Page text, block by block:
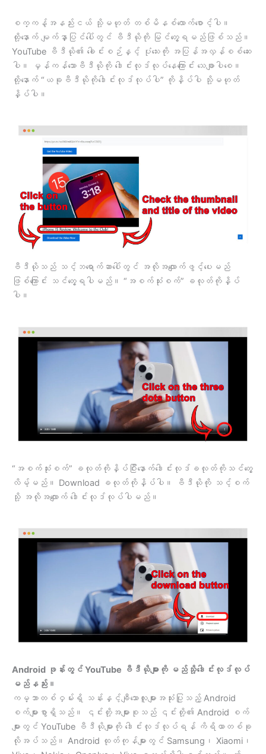
စက္ကန့်အနည်းငယ် သို့မဟုတ် တစ်မိနစ်လောက်စောင့်ပါ။
ထို့နောက် မျက်နှာပြင်ပေါ်တွင် ဗီဒီယိုကို မြင်တွေ့ရမည်ဖြစ်သည်။
YouTube ဗီဒီယို၏ ခေါင်းစဉ်နှင့် ပုံသေးကို အပြန်အလှန်စစ်ဆေး
ပါ။ မှန်ကန်သောဗီဒီယိုကို ဒေါင်းလုဒ်လုပ်နေကြောင်း သေချာပါစေ။
ထို့နောက် “ယခုဗီဒီယိုကိုဒေါင်းလုဒ်လုပ်ပါ” ကိုနှိပ်ပါ သို့မဟုတ်
နှိပ်ပါ။
ဗီဒီယိုသည် သင့်ဘရောက်ဆာပေါ်တွင် အလိုအလျောက်ဖွင့်ပေးမည်
ဖြစ်ကြောင်း သင်တွေ့ရပါမည်။ “အစက်သုံးစက်” ခလုတ်ကိုနှိပ်
ပါ။
“အစက်သုံးစက်” ခလုတ်ကိုနှိပ်ပြီးနောက်ဒေါင်းလုဒ်ခလုတ်ကိုသင်တွေ့
လိမ့်မည်။ Download ခလုတ်ကိုနှိပ်ပါ။ ဗီဒီယိုကို သင့်စက်
သို့ အလိုအလျောက် ဒေါင်းလုဒ်လုပ်ပါမည်။
Android ဖုန်းတွင် YouTube ဗီဒီယိုများကို မည်သို့ဒေါင်းလုဒ်လုပ်
မည်နည်း။
ကမ္ဘာတစ်ဝှမ်းရှိ သန်းနှင့်ချီသောလူများအသုံးပြုသည့် Android
စက်များစွာရှိသည်။ ၎င်းတို့အများစုသည် ၎င်းတို့၏ Android စက်
များတွင် YouTube ဗီဒီယိုများကို ဒေါင်းလုဒ်လုပ်ရန် ကိရိယာတစ်ခု
လိုအပ်သည်။ Android ထုတ်ကုန်များတွင် Samsung၊ Xiaomi၊